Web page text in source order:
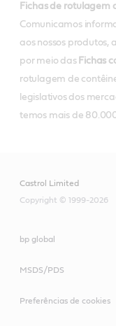
Fichas de rotulagem
Comunicamos
aos nossos produtos,
por meio das Fichas
rotulagem de
legislativos dos
temos mais de
Castrol Limited
Copyright © 1999-2026
bp global
MSDS/PDS
Preferências de cookies